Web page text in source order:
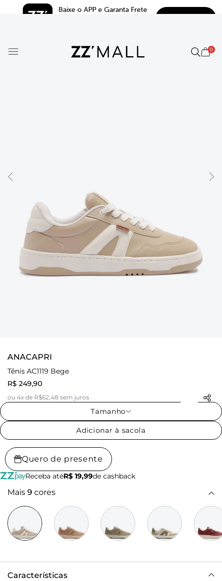
Baixe o APP e Garanta Frete
0
ANACAPRI
Tênis AC1119 Bege
R$ 249,90
ou 4x de R$62,48 sem juros
Tamanho
Adicionar à sacola
Quero de presente
Receba atéR$ 19,99de cashback
Mais 9 cores
Características